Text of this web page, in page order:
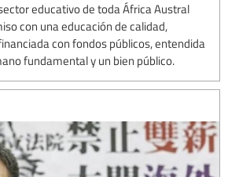
educativo de toda África Austral
con una educación de calidad,
con fondos públicos, entendida
fundamental y un bien público.